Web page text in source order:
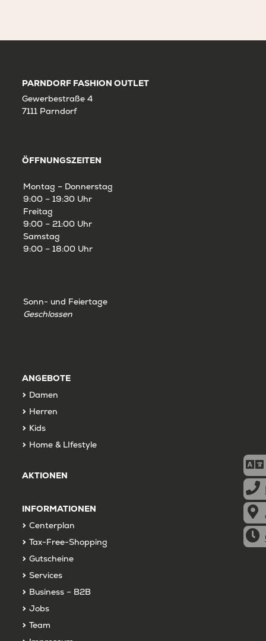
PARNDORF FASHION OUTLET
Gewerbestraße 4
7111 Parndorf
ÖFFNUNGSZEITEN
Montag – Donnerstag
9:00 – 19:30 Uhr
Freitag
9:00 – 21:00 Uhr
Samstag
9:00 – 18:00 Uhr
Sonn- und Feiertage
Geschlossen
ANGEBOTE
Damen
Herren
Kids
Home & LIfestyle
AKTIONEN
INFORMATIONEN
Centerplan
Tax-Free-Shopping
Gutscheine
Services
Business – B2B
Jobs
Team